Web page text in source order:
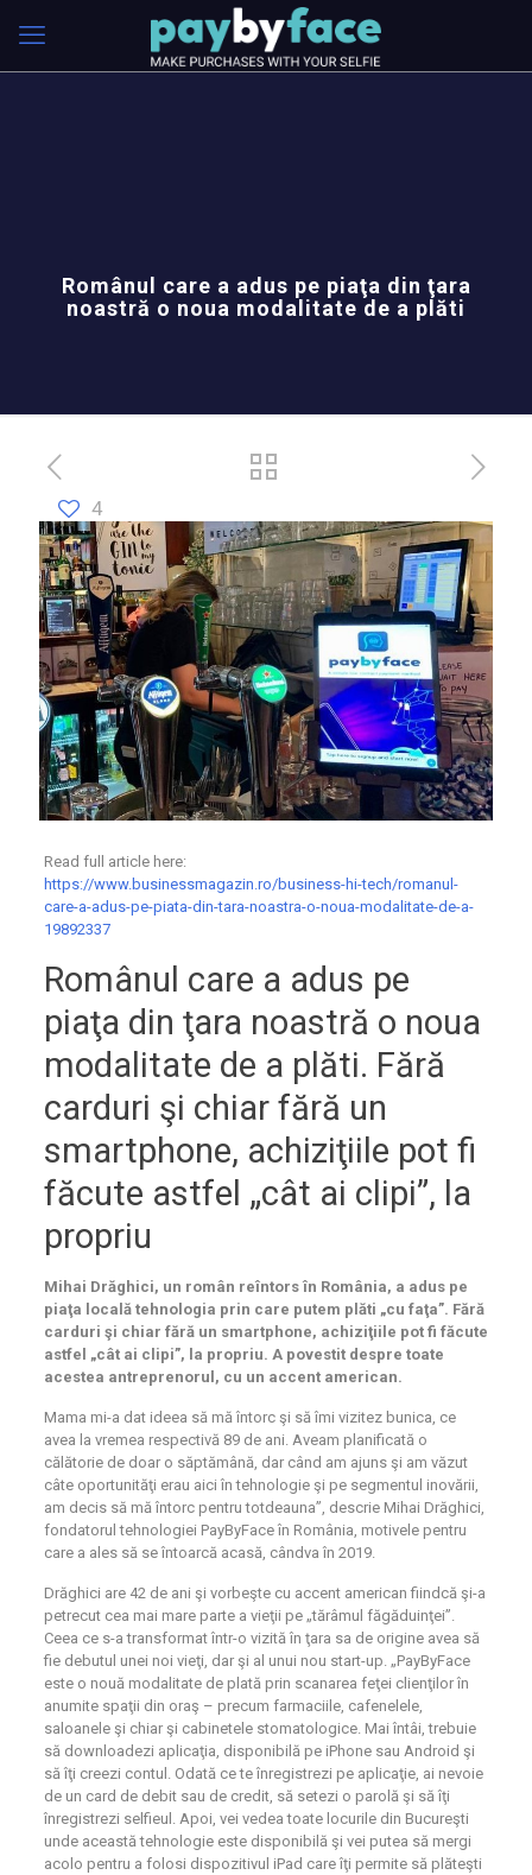
Românul care a adus pe piaţa din ţara
noastră o noua modalitate de a plăti
4
Read full article here:
https://www.businessmagazin.ro/business-hi-tech/romanul-
care-a-adus-pe-piata-din-tara-noastra-o-noua-modalitate-de-a-
19892337
Românul care a adus pe
piaţa din ţara noastră o noua
modalitate de a plăti. Fără
carduri şi chiar fără un
smartphone, achiziţiile pot fi
făcute astfel „cât ai clipi”, la
propriu
Mihai Drăghici, un român reîntors în România, a adus pe
piaţa locală tehnologia prin care putem plăti „cu faţa”. Fără
carduri şi chiar fără un smartphone, achiziţiile pot fi făcute
astfel „cât ai clipi”, la propriu. A povestit despre toate
acestea antreprenorul, cu un accent american.
Mama mi-a dat ideea să mă întorc şi să îmi vizitez bunica, ce
avea la vremea respectivă 89 de ani. Aveam planificată o
călătorie de doar o săptămână, dar când am ajuns şi am văzut
câte oportunităţi erau aici în tehnologie şi pe segmentul inovării,
am decis să mă întorc pentru totdeauna”, descrie Mihai Drăghici,
fondatorul tehnologiei PayByFace în România, motivele pentru
care a ales să se întoarcă acasă, cândva în 2019.
Drăghici are 42 de ani şi vorbeşte cu accent american fiindcă şi-a
petrecut cea mai mare parte a vieţii pe „tărâmul făgăduinţei”.
Ceea ce s-a transformat într-o vizită în ţara sa de origine avea să
fie debutul unei noi vieţi, dar şi al unui nou start-up. „PayByFace
este o nouă modalitate de plată prin scanarea feţei clienţilor în
anumite spaţii din oraş – precum farmaciile, cafenelele,
saloanele şi chiar şi cabinetele stomatologice. Mai întâi, trebuie
să downloadezi aplicaţia, disponibilă pe iPhone sau Android şi
să îţi creezi contul. Odată ce te înregistrezi pe aplicaţie, ai nevoie
de un card de debit sau de credit, să setezi o parolă şi să îţi
înregistrezi selfieul. Apoi, vei vedea toate locurile din Bucureşti
unde această tehnologie este disponibilă şi vei putea să mergi
acolo pentru a folosi dispozitivul iPad care îţi permite să plăteşti